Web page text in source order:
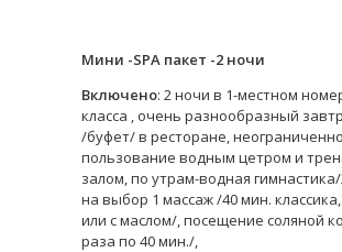
Мини -SPA пакет -2 ночи
Включено: 2 ночи в 1-местном
класса , очень разнообразный
/буфет/ в ресторане,
пользование водным цетром и
залом, по утрам-водная
на выбор 1 массаж /40 мин.
или с маслом/, посещение соляной
раза по 40 мин./,